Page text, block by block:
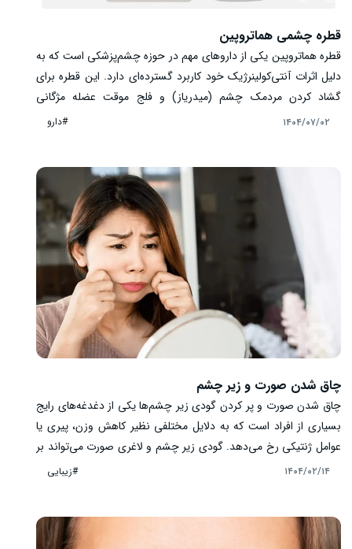
قطره چشمی هماتروپین
قطره هماتروپین یکی از داروهای مهم در حوزه چشم‌پزشکی است که به
دلیل اثرات آنتی‌کولینرژیک خود کاربرد گسترده‌ای دارد. این قطره برای
گشاد کردن مردمک چشم (میدریاز) و فلج موقت عضله مژگانی
(سیکلوپلژی) استفاده می‌شود و نقش مهمی در معاینات تشخیصی،
هماتروپین نیازمند دقت و رعایت نکات ایمنی است، زیرا ممکن است
عوارضی مانند تاری دید، حساسیت به نور، افزایش فشار داخل چشم و
اثرات سیستمیک ایجاد کند.
۱۴۰۴/۰۷/۰۲ #دارو
چاق شدن صورت و زیر چشم
چاق شدن صورت و پر کردن گودی زیر چشم‌ها یکی از دغدغه‌های رایج
بسیاری از افراد است که به دلایل مختلفی نظیر کاهش وزن، پیری یا
عوامل ژنتیکی رخ می‌دهد. گودی زیر چشم و لاغری صورت می‌تواند بر
زیبایی ظاهری اثرات منفی داشته و سبب کمبود اعتماد به نفس شود. در
و غیرتهاجمی استفاده کنند. در ادامه به بررسی چاق شدن صورت و زیر
۱۴۰۴/۰۲/۱۴ #زیبایی